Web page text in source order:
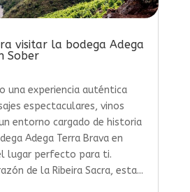
visitar la bodega Adega
Sober
una experiencia auténtica
espectaculares, vinos
entorno cargado de historia
Adega Terra Brava en
lugar perfecto para ti.
de la Ribeira Sacra, esta...